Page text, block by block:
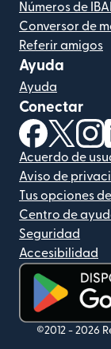
Números de
Conversor de
Referir amigos
Ayuda
Ayuda
Conectar
(se abre
(se
Acuerdo de
Aviso de
Tus opciones
Centro de
Seguridad
Accesibilidad
(se abre en
©2012 - 2026